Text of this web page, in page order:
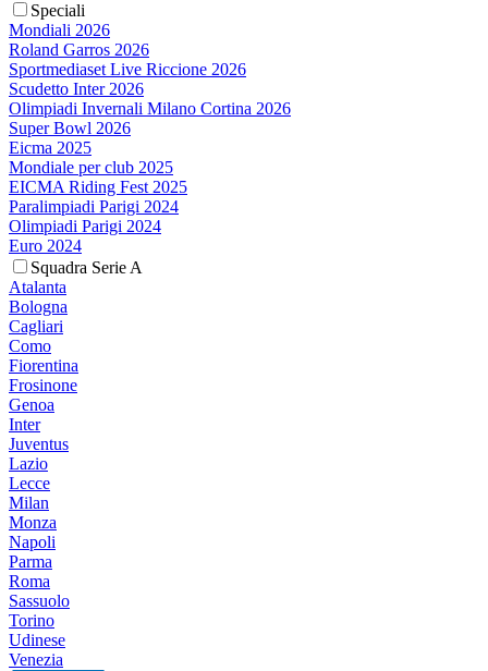
Speciali
Mondiali 2026
Roland Garros 2026
Sportmediaset Live Riccione 2026
Scudetto Inter 2026
Olimpiadi Invernali Milano Cortina 2026
Super Bowl 2026
Eicma 2025
Mondiale per club 2025
EICMA Riding Fest 2025
Paralimpiadi Parigi 2024
Olimpiadi Parigi 2024
Euro 2024
Squadra Serie A
Atalanta
Bologna
Cagliari
Como
Fiorentina
Frosinone
Genoa
Inter
Juventus
Lazio
Lecce
Milan
Monza
Napoli
Parma
Roma
Sassuolo
Torino
Udinese
Venezia